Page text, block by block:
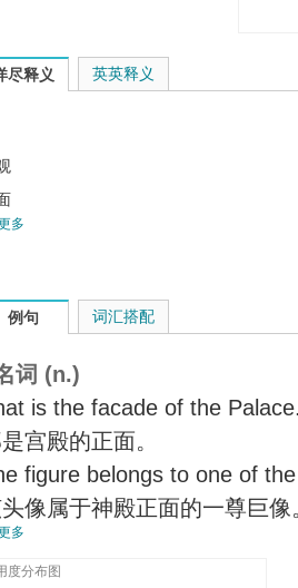
文翻译是什么意思，词典释义与在线翻
尽释义
】正面
（犹指虚伪的）
多
英英释义
法和样例：
例句
词 (n.)
is the facade of the
宫殿的正面。
figure belongs to one of
像属于神殿正面的一尊巨像
fine clothes are a mere
亮的衣着只是虚有其表而已
多
度分布图
词汇搭配